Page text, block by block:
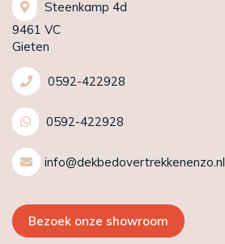
Steenkamp 4d
9461 VC
Gieten
0592-422928
0592-422928
info@dekbedovertrekkenenzo.nl
Bezoek onze showroom